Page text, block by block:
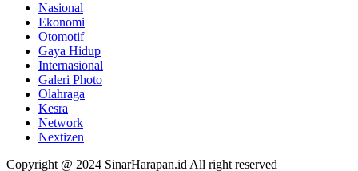
Nasional
Ekonomi
Otomotif
Gaya Hidup
Internasional
Galeri Photo
Olahraga
Kesra
Network
Nextizen
Copyright @ 2024 SinarHarapan.id All right reserved